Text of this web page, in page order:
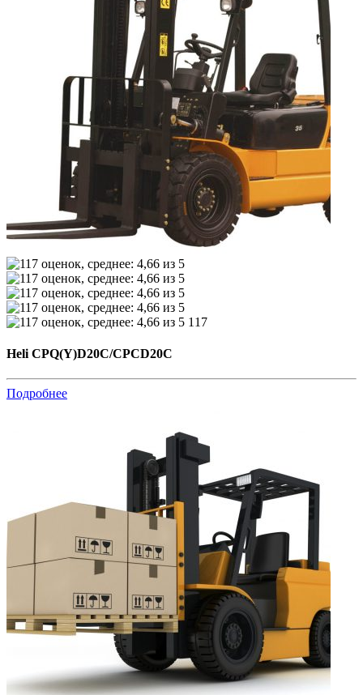
117
Heli CPQ(Y)D20C/CPCD20C
Подробнее